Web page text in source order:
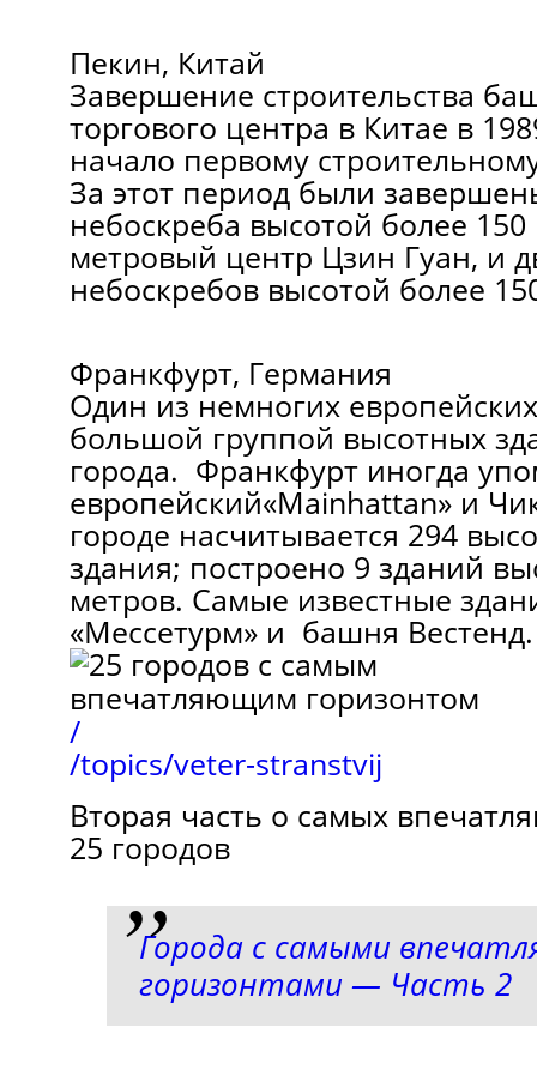
Пекин, Китай
Завершение строительства
торгового центра в Китае в
начало первому
За этот период были
небоскреба высотой более
метровый центр Цзин Гуан, и
небоскребов высотой более
Франкфурт, Германия
Один из немногих
большой группой высотных
города. Франкфурт иногда
европейский«Mainhattan» и
городе насчитывается 294
здания; построено 9 зданий
метров. Самые известные
«Мессетурм» и башня Вестенд.
/
/topics/veter-stranstvij
Вторая часть о самых
25 городов
Города с самыми
горизонтами — Часть 2